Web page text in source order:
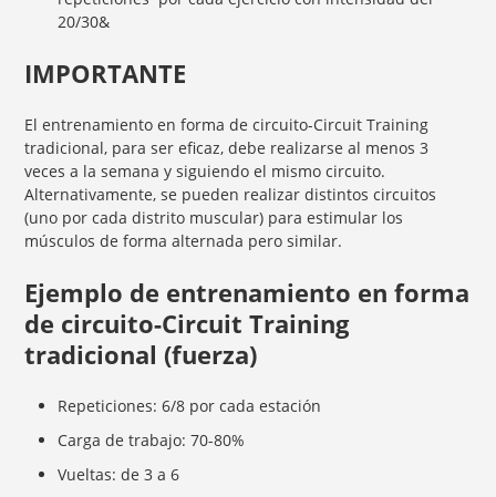
20/30&
IMPORTANTE
El entrenamiento en forma de circuito-Circuit Training
tradicional, para ser eficaz, debe realizarse al menos 3
veces a la semana y siguiendo el mismo circuito.
Alternativamente, se pueden realizar distintos circuitos
(uno por cada distrito muscular) para estimular los
músculos de forma alternada pero similar.
Ejemplo de entrenamiento en forma
de circuito-Circuit Training
tradicional (fuerza)
Repeticiones: 6/8 por cada estación
Carga de trabajo: 70-80%
Vueltas: de 3 a 6